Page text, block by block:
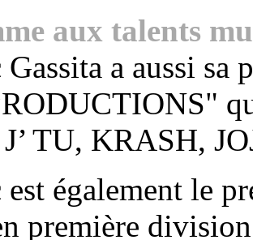
aux talents
a aussi sa
TU, KRASH,
est également le
première